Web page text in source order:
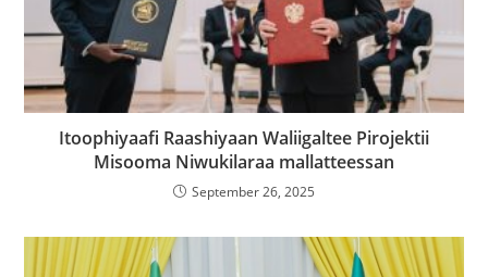
Itoophiyaafi Raashiyaan Waliigaltee Pirojektii
Misooma Niwukilaraa mallatteessan
September 26, 2025